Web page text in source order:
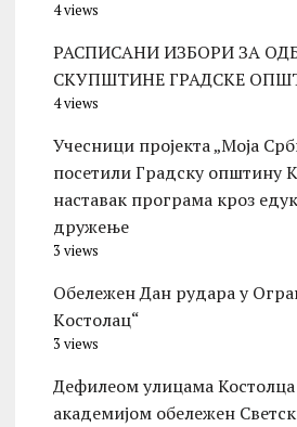
4 views
РАСПИСАНИ ИЗБОРИ ЗА
СКУПШТИНЕ ГРАДСКЕ
4 views
Учесници пројекта „Моја
посетили Градску општину
наставак програма кроз
дружење
3 views
Обележен Дан рудара у
Kостолац“
3 views
Дефилеом улицама
академијом обележен